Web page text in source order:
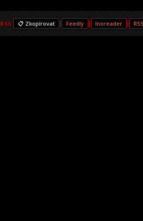
RSS: 📋 Zkopírovat | Feedly | Inoreader | RSS